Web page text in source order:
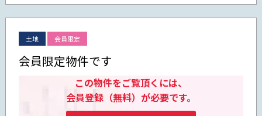
土地 会員限定
会員限定物件です
この物件をご覧頂くには、
会員登録（無料）が必要です。